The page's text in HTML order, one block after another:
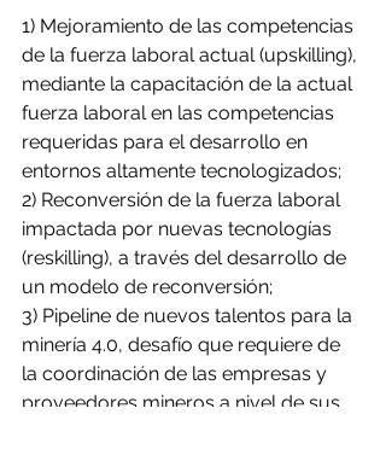
1) Mejoramiento de las competencias
de la fuerza laboral actual (upskilling),
mediante la capacitación de la actual
fuerza laboral en las competencias
requeridas para el desarrollo en
entornos altamente tecnologizados;
2) Reconversión de la fuerza laboral
impactada por nuevas tecnologías
(reskilling), a través del desarrollo de
un modelo de reconversión;
3) Pipeline de nuevos talentos para la
minería 4.0, desafío que requiere de
la coordinación de las empresas y
proveedores mineros a nivel de sus